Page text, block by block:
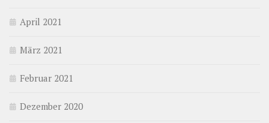
April 2021
März 2021
Februar 2021
Dezember 2020